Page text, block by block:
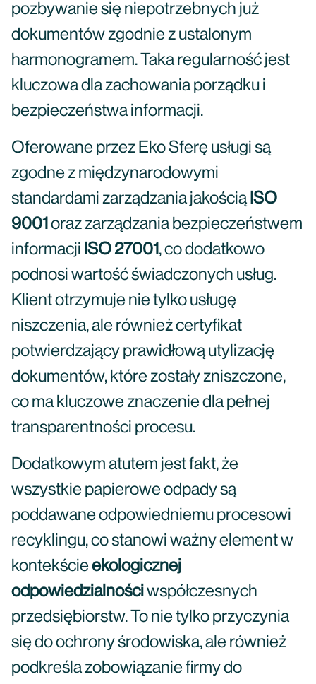
pozbywanie się niepotrzebnych już
dokumentów zgodnie z ustalonym
harmonogramem. Taka regularność jest
kluczowa dla zachowania porządku i
bezpieczeństwa informacji.
Oferowane przez Eko Sferę usługi są
zgodne z międzynarodowymi
standardami zarządzania jakością ISO
9001 oraz zarządzania bezpieczeństwem
informacji ISO 27001, co dodatkowo
podnosi wartość świadczonych usług.
Klient otrzymuje nie tylko usługę
niszczenia, ale również certyfikat
potwierdzający prawidłową utylizację
dokumentów, które zostały zniszczone,
co ma kluczowe znaczenie dla pełnej
transparentności procesu.
Dodatkowym atutem jest fakt, że
wszystkie papierowe odpady są
poddawane odpowiedniemu procesowi
recyklingu, co stanowi ważny element w
kontekścieekologicznej
odpowiedzialnościwspółczesnych
przedsiębiorstw. To nie tylko przyczynia
się do ochrony środowiska, ale również
podkreśla zobowiązanie firmy do